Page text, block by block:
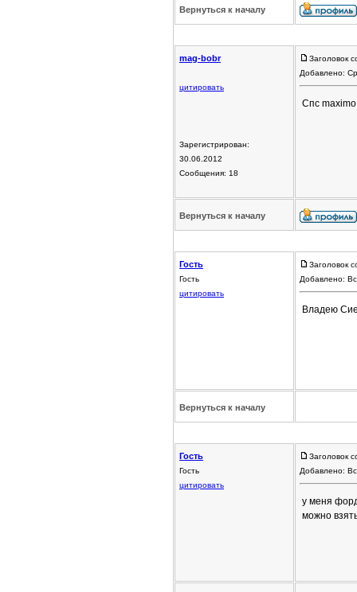
Вернуться к началу
mag-bobr
цитировать
Зарегистрирован:
30.06.2012
Сообщения: 18
Заголовок
Добавлено:
Спс
Вернуться к началу
Гость
Гость
цитировать
Заголовок
Добавлено:
Владею
Вернуться к началу
Гость
Гость
цитировать
Заголовок
Добавлено:
у меня
можно